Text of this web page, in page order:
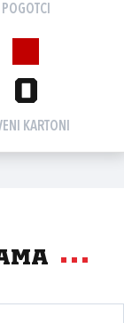
POGOTCI
0
KARTONI